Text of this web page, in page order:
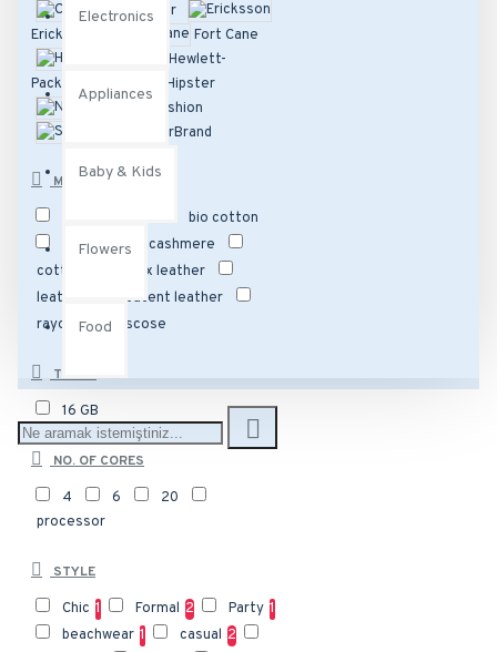
Electronics
Appliances
Baby & Kids
Flowers
Food
Chic D'or
Ericksson
Fort Cane
Hewlett-
Packard
Hipster
NY Fashion
SuperBrand
MATERIAL
bio cotton
canvas
cashmere
cotton
faux leather
leather
patent leather
rayon
viscose
TEST 1
16 GB
NO. OF CORES
4 6
20
processor
STYLE
Chic 1 Formal 2 Party 1
beachwear 1 casual 2